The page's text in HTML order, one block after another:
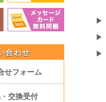
合わせ
せフォーム
交換受付